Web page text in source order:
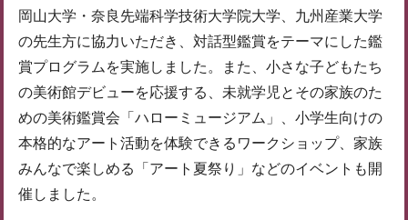
岡山大学・奈良先端科学技術大学院大学、九州産業大学
の先生方に協力いただき、対話型鑑賞をテーマにした鑑
賞プログラムを実施しました。また、小さな子どもたち
の美術館デビューを応援する、未就学児とその家族のた
めの美術鑑賞会「ハローミュージアム」、小学生向けの
本格的なアート活動を体験できるワークショップ、家族
みんなで楽しめる「アート夏祭り」などのイベントも開
催しました。